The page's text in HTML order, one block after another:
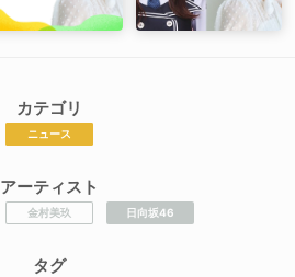
カテゴリ
ニュース
アーティスト
金村美玖 日向坂46
タグ